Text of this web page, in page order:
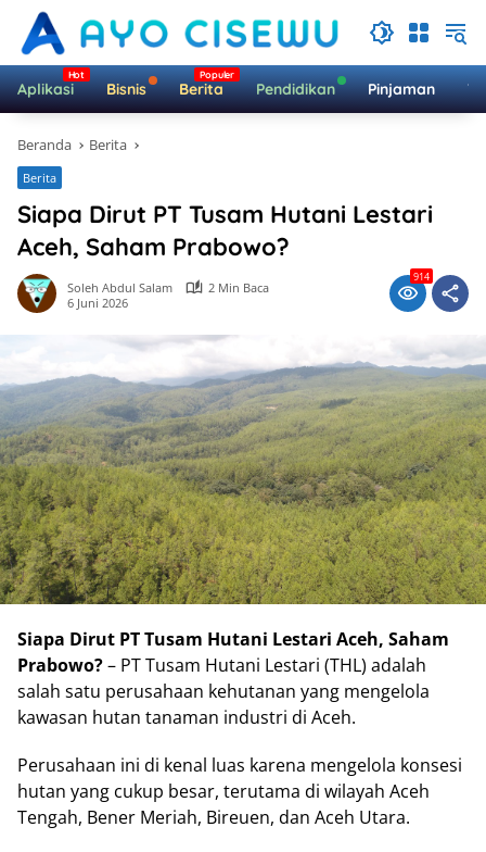
Langsung
konten
Aplikasi Bisnis Berita Pendidikan Pinjaman
Beranda Berita
Berita
Siapa Dirut PT Tusam Hutani Lestari
Aceh, Saham Prabowo?
Soleh Abdul Salam
2 Min Baca
6 Juni 2026
914
Siapa Dirut PT Tusam Hutani Lestari Aceh, Saham
Prabowo?– PT Tusam Hutani Lestari (THL) adalah
salah satu perusahaan kehutanan yang mengelola
kawasan hutan tanaman industri di Aceh.
Perusahaan ini di kenal luas karena mengelola konsesi
hutan yang cukup besar, terutama di wilayah Aceh
Tengah, Bener Meriah, Bireuen, dan Aceh Utara.